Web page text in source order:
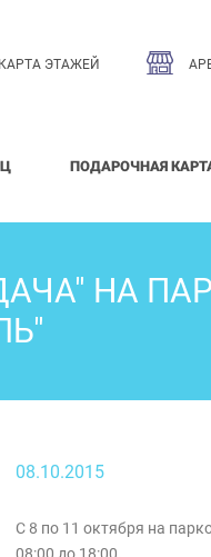
КАРТА ЭТАЖЕЙ
ПОДАРОЧНАЯ
НА
08.10.2015
С 8 по 11 октября на